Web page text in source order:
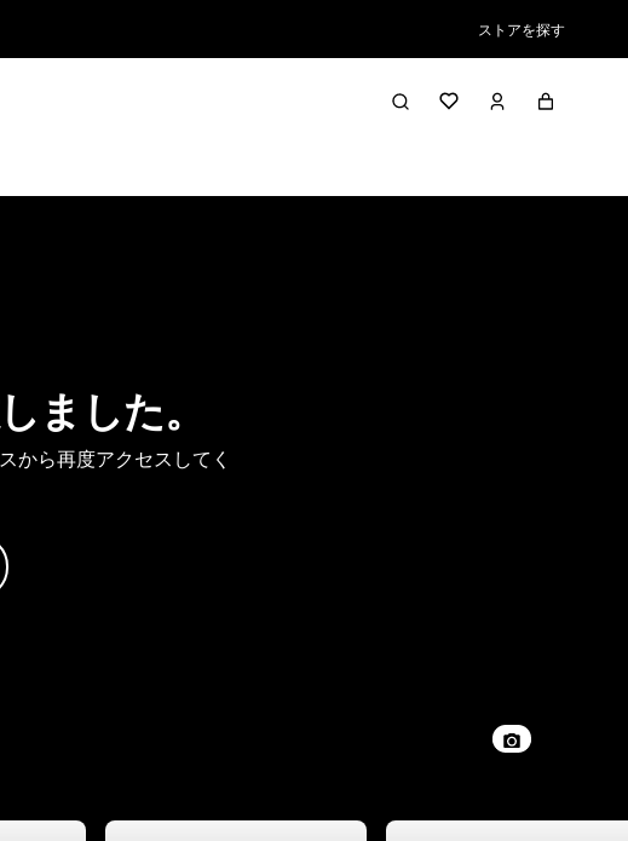
ストアを探す
ました。
から再度アクセスしてく